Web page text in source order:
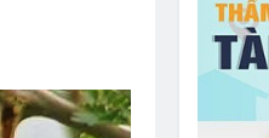
How Often Do I Need